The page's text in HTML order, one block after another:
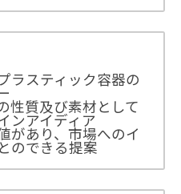
ラスティック容器の
性質及び素材として
ンアイディア
があり、市場へのイ
のできる提案